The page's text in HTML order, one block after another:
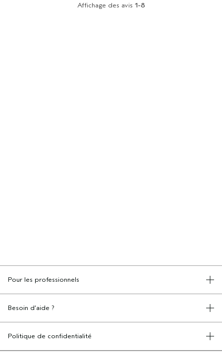
Affichage des avis 1-8
Pour les professionnels
Besoin d’aide ?
APPELEZ LE +41315280239
Politique de confidentialité
CONDITIONS GÉNÉRALES